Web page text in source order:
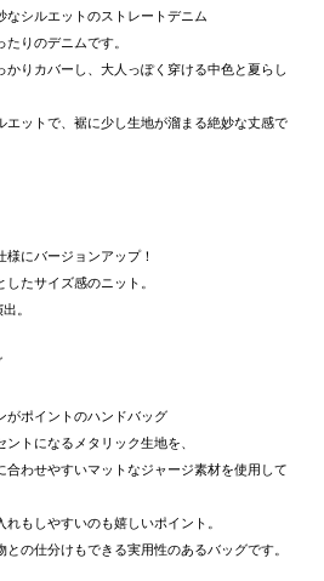
なシルエットのストレートデニム
りのデニムです。
りカバーし、大人っぽく穿ける中色と夏らし
エットで、裾に少し生地が溜まる絶妙な丈感で
にバージョンアップ！
したサイズ感のニット。
。
がポイントのハンドバッグ
トになるメタリック生地を、
合わせやすいマットなジャージ素材を使用して
もしやすいのも嬉しいポイント。
の仕分けもできる実用性のあるバッグです。